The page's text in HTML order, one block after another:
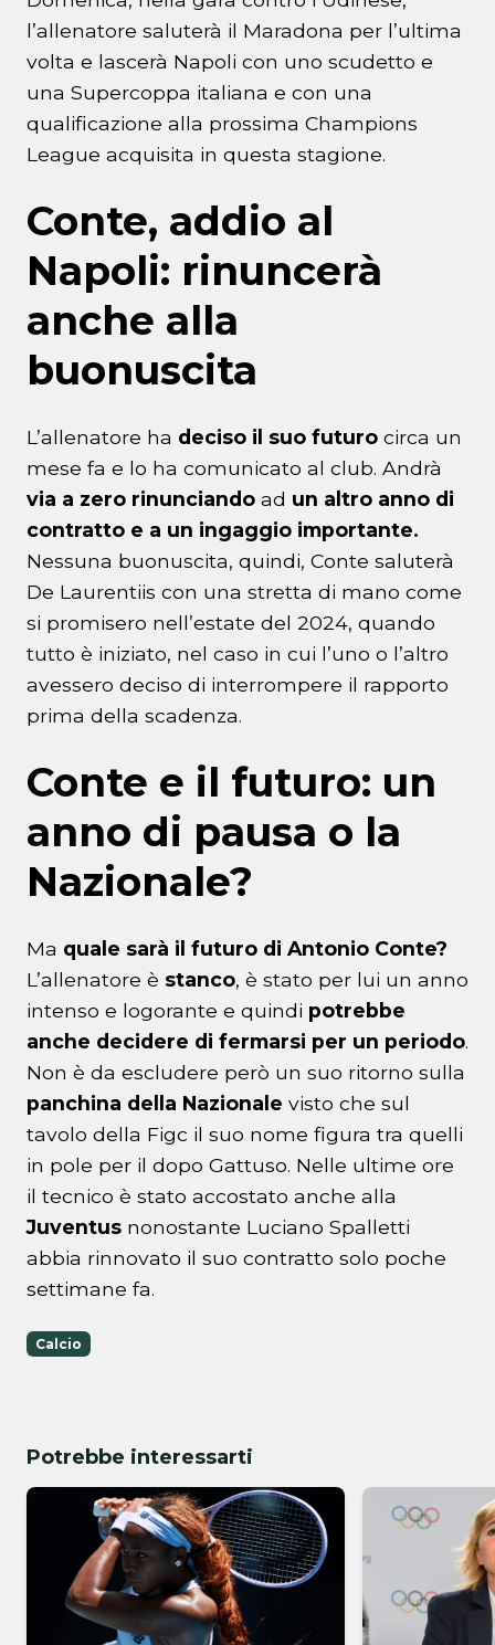
l’allenatore saluterà il Maradona per l’ultima
volta e lascerà Napoli con uno scudetto e
una Supercoppa italiana e con una
qualificazione alla prossima Champions
League acquisita in questa stagione.
Conte, addio al
Napoli: rinuncerà
anche alla
buonuscita
L’allenatore ha deciso il suo futuro circa un
mese fa e lo ha comunicato al club. Andrà
via a zero rinunciando ad un altro anno di
contratto e a un ingaggio importante.
Nessuna buonuscita, quindi, Conte saluterà
De Laurentiis con una stretta di mano come
si promisero nell’estate del 2024, quando
tutto è iniziato, nel caso in cui l’uno o l’altro
avessero deciso di interrompere il rapporto
prima della scadenza.
Conte e il futuro: un
anno di pausa o la
Nazionale?
Ma quale sarà il futuro di Antonio Conte?
L’allenatore è stanco, è stato per lui un anno
intenso e logorante e quindi potrebbe
anche decidere di fermarsi per un periodo.
Non è da escludere però un suo ritorno sulla
panchina della Nazionale visto che sul
tavolo della Figc il suo nome figura tra quelli
in pole per il dopo Gattuso. Nelle ultime ore
il tecnico è stato accostato anche alla
Juventus nonostante Luciano Spalletti
abbia rinnovato il suo contratto solo poche
settimane fa.
Calcio
Potrebbe interessarti